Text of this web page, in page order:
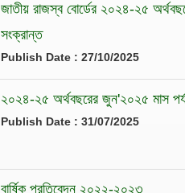
জাতীয় রাজস্ব বোর্ডের ২০২৪-২৫
সংক্রান্ত
Publish Date : 27/10/2025
২০২৪-২৫ অর্থবছরের জুন'২০২৫ মাস
Publish Date : 31/07/2025
বার্ষিক প্রতিবেদন ২০২২-২০২৩